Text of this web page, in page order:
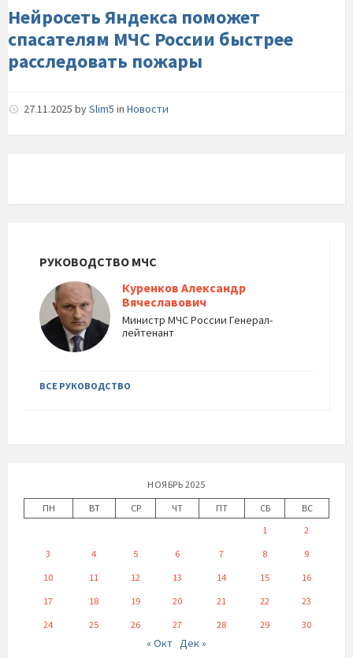
расследовать-
Нейросеть Яндекса поможет
спасателям МЧС России быстрее
расследовать пожары
27.11.2025 bySlim5 in Новости
РУКОВОДСТВО МЧС
Куренков Александр
Вячеславович
Министр МЧС России Генерал-
лейтенант
ВСЕ РУКОВОДСТВО
НОЯБРЬ 2025
ПН
ВТ СР ЧТ ПТ СБ
ВС
1
2
3
4 5 6 7 8
9
10
11 12 13 14 15
16
17
18 19 20 21 22
23
24
25 26 27 28 29 30
« Окт Дек »